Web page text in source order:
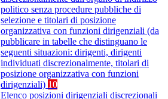
politico senza procedure pubbliche di
selezione e titolari di posizione
organizzativa con funzioni dirigenziali (da
pubblicare in tabelle che distinguano le
seguenti situazioni: dirigenti, dirigenti
individuati discrezionalmente, titolari di
posizione organizzativa con funzioni
dirigenziali) 10
Elenco posizioni dirigenziali discrezionali